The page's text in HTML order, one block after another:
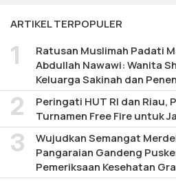
ARTIKEL TERPOPULER
Ratusan Muslimah Padati
Abdullah Nawawi: Wanita
Keluarga Sakinah dan
Peringati HUT RI dan Riau,
Turnamen Free Fire untuk
Wujudkan Semangat
Pangaraian Gandeng
Pemeriksaan Kesehatan